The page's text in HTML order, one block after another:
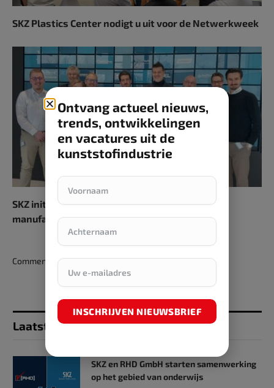
SKZ Plastics Center nodigt u uit voor de Netwerkweek
SKZ initieert onderwijsalliantie voor additive
manufacturing
Comments are closed.
Laatst toegevoegd
SKZ en RHD GmbH starten samenwerking
op het gebied van onderwijs
Ontvang actueel nieuws,
trends, ontwikkelingen
en vacatures uit de
kunststofindustrie
INSCHRIJVEN NIEUWSBRIEF